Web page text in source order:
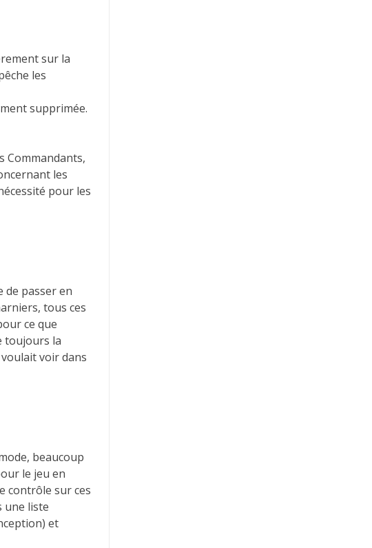
sur la
les
supprimée.
Commandants,
les
pour les
de passer en
tous ces
ce que
toujours la
voir dans
beaucoup
le jeu en
contrôle sur ces
une liste
et